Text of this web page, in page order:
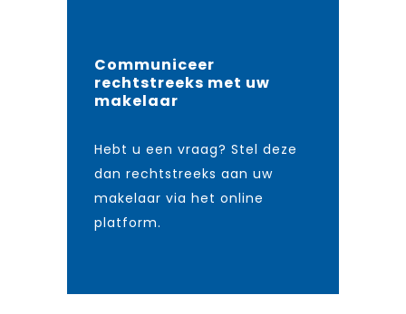
Communiceer
rechtstreeks met uw
makelaar
Hebt u een vraag? Stel deze
dan rechtstreeks aan uw
makelaar via het online
platform.